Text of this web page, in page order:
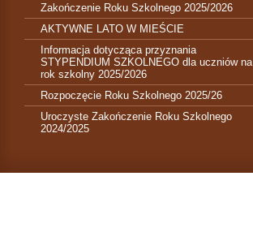
Zakończenie Roku Szkolnego 2025/2026
AKTYWNE LATO W MIEŚCIE
Informacja dotycząca przyznania
STYPENDIUM SZKOLNEGO dla uczniów na
rok szkolny 2025/2026
Rozpoczęcie Roku Szkolnego 2025/26
Uroczyste Zakończenie Roku Szkolnego
2024/2025